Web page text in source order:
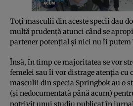
Toți masculii din aceste specii dau
multă prudență atunci când se
partener potențial și nici nu îi
Însă, în timp ce majoritatea se vor
femelei sau îi vor distrage atenția cu
masculii din specia Springbok au o
(și nedocumentată până acum)
potrivit unui studiu publicat în